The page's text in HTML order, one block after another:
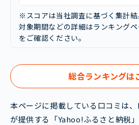
※スコアは当社調査に基づく集計結
対象期間などの詳細はランキングペ
をご確認ください。
総合ランキングは
本ページに掲載している口コミは
が提供する「Yahoo!ふるさと納税